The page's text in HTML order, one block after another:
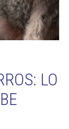
LO